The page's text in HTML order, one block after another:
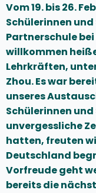
Vom 19. bis 26.
Schülerinnen
Partnerschule
willkommen
Lehrkräften,
Zhou. Es war
unseres
Schülerinnen und
unvergessliche
hatten, freuten
Deutschland
Vorfreude geht
bereits die